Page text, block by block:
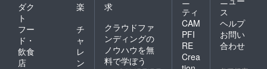
ダク
ト
楽
フー
ド・
飲食
店
チ
ャ
レ
ン
求
クラウドファ
ンディングの
ノウハウを無
料で学ぼう
ティ
CAM
PFI
RE
Crea
ス
ヘルプ
お問い
合わせ